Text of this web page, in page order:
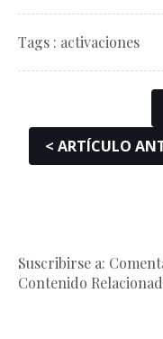
Tags : activaciones
< ARTÍCULO
Suscribirse a:
Contenido